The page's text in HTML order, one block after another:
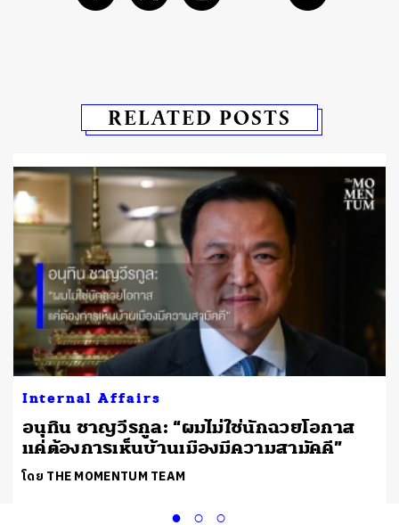
RELATED POSTS
Internal Affairs
อนุทิน ชาญวีรกูล: “ผมไม่ใช่นักฉวยโอกาส
แค่ต้องการเห็นบ้านเมืองมีความสามัคคี”
โดย THE MOMENTUM TEAM